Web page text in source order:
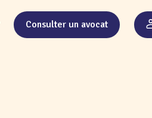
Consulter un avocat